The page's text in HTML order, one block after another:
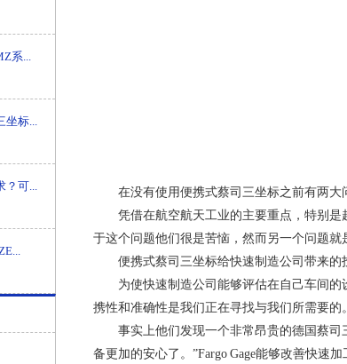
系...
坐标...
？可...
在没有使用便携式蔡司三坐标之前有两大
凭借在航空航天工业的主要重点，特别是
于这个问题他们很是苦恼，然而另一个问题就
便携式蔡司三坐标给快速制造公司带来的
为使快速制造公司能够评估在自己车间的设
携性和准确性是我们正在寻找与我们所需要的
事实上他们发现一个非常昂贵的德国 蔡司
备更加的安心了。”Fargo Gage能够改善快速